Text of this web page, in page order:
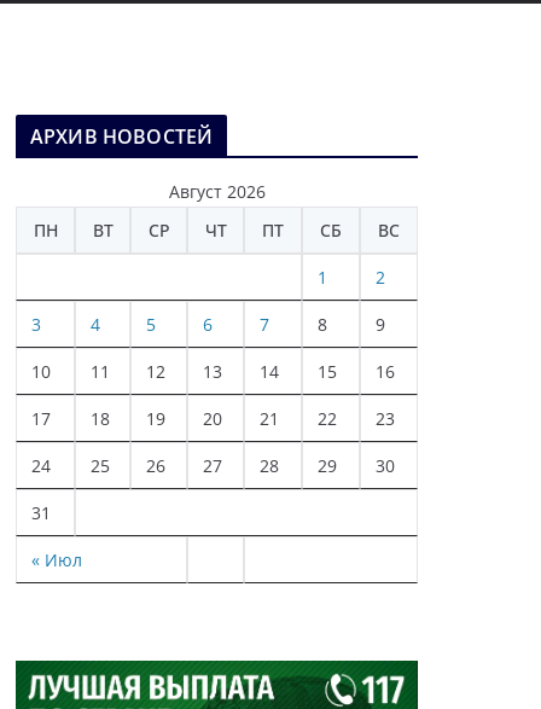
АРХИВ НОВОСТЕЙ
Август 2026
ПН
ВТ СР ЧТ ПТ СБ ВС
« Июл
1 2
3 4 5 6 7 8 9
10 11 12 13 14 15 16
17 18 19 20 21 22 23
24 25 26 27 28 29 30
31